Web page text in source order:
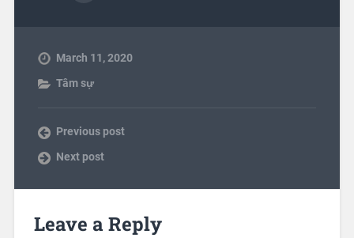
March 11, 2020
Tâm sự
Previous post
Next post
Leave a Reply